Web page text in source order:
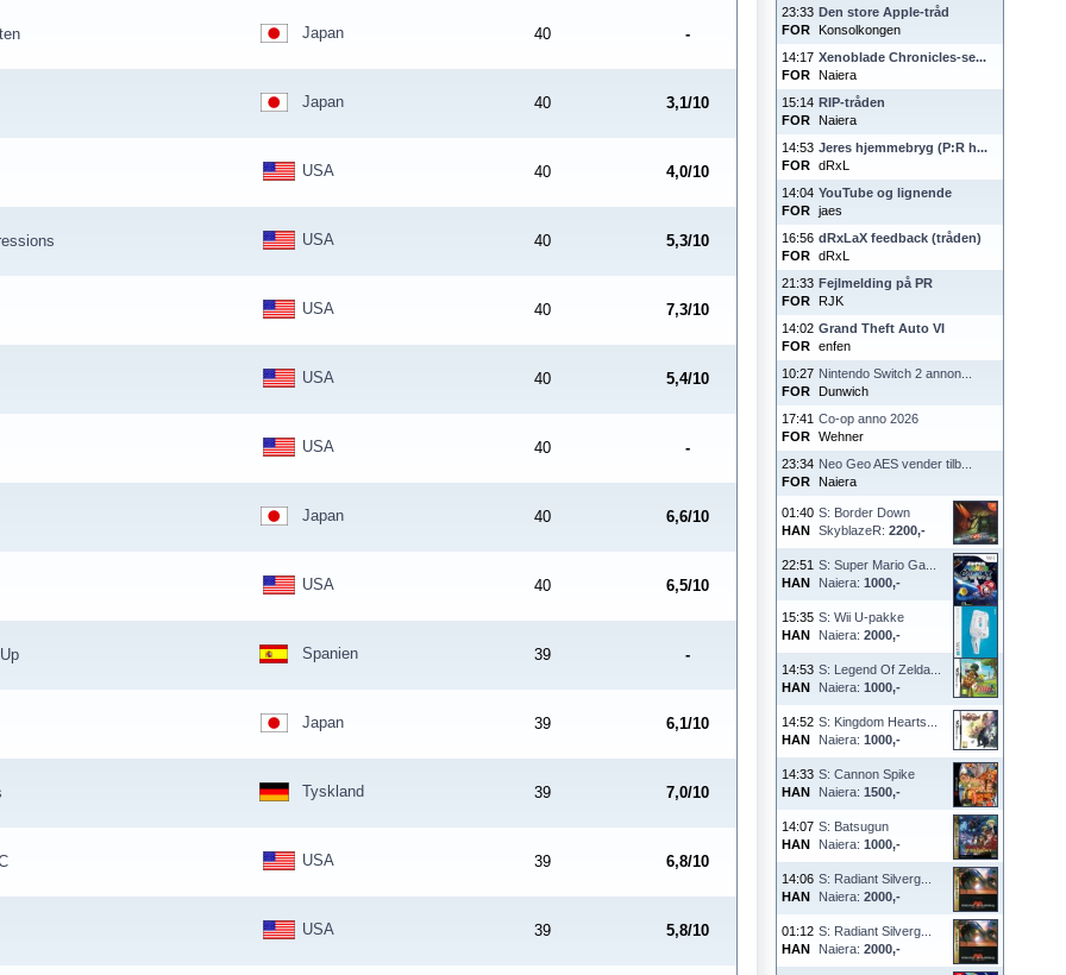
23:33
FOR
Den store Apple-tråd
Konsolkongen
14:17
FOR
Xenoblade Chronicles-se...
Naiera
15:14
FOR
RIP-tråden
Naiera
14:53
FOR
Jeres hjemmebryg (P:R h...
dRxL
14:04
FOR
YouTube og lignende
jaes
16:56
FOR
dRxLaX feedback (tråden)
dRxL
21:33
FOR
Fejlmelding på PR
RJK
14:02
FOR
Grand Theft Auto VI
enfen
10:27
FOR
Nintendo Switch 2 annon...
Dunwich
17:41
FOR
Co-op anno 2026
Wehner
23:34
FOR
Neo Geo AES vender tilb...
Naiera
01:40
HAN
S: Border Down
SkyblazeR: 2200,-
22:51
HAN
S: Super Mario Ga...
Naiera: 1000,-
15:35
HAN
S: Wii U-pakke
Naiera: 2000,-
14:53
HAN
S: Legend Of Zelda...
Naiera: 1000,-
14:52
HAN
S: Kingdom Hearts...
Naiera: 1000,-
14:33
HAN
S: Cannon Spike
Naiera: 1500,-
14:07
HAN
S: Batsugun
Naiera: 1000,-
14:06
HAN
S: Radiant Silverg...
Naiera: 2000,-
01:12
HAN
S: Radiant Silverg...
Naiera: 2000,-
Japan 40 -
Japan 40 3,1/10
USA 40 4,0/10
USA 40 5,3/10
USA 40 7,3/10
USA 40 5,4/10
USA 40 -
Japan 40 6,6/10
USA 40 6,5/10
Spanien 39 -
Japan 39 6,1/10
Tyskland 39 7,0/10
USA 39 6,8/10
USA 39 5,8/10